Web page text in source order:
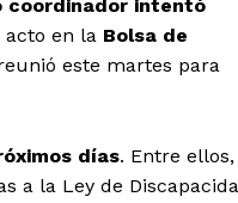
coordinador intentó
en la Bolsa de
este martes para
días. Entre ellos,
a la Ley de